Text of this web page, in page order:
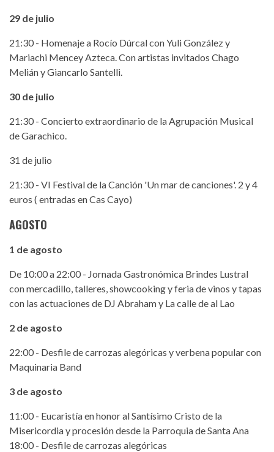
29 de julio
21:30 - Homenaje a Rocío Dúrcal con Yuli González y
Mariachi Mencey Azteca. Con artistas invitados Chago
Melián y Giancarlo Santelli.
30 de julio
21:30 - Concierto extraordinario de la Agrupación Musical
de Garachico.
31 de julio
21:30 - VI Festival de la Canción 'Un mar de canciones'. 2 y 4
euros ( entradas en Cas Cayo)
AGOSTO
1 de agosto
De 10:00 a 22:00 - Jornada Gastronómica Brindes Lustral
con mercadillo, talleres, showcooking y feria de vinos y tapas
con las actuaciones de DJ Abraham y La calle de al Lao
2 de agosto
22:00 - Desfile de carrozas alegóricas y verbena popular con
Maquinaria Band
3 de agosto
11:00 - Eucaristía en honor al Santísimo Cristo de la
Misericordia y procesión desde la Parroquia de Santa Ana
18:00 - Desfile de carrozas alegóricas